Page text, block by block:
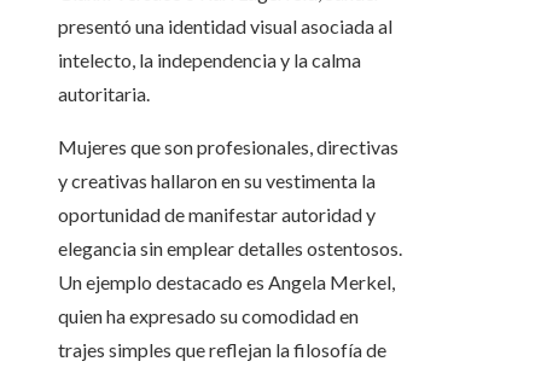
presentó una identidad visual asociada al
intelecto, la independencia y la calma
autoritaria.
Mujeres que son profesionales, directivas
y creativas hallaron en su vestimenta la
oportunidad de manifestar autoridad y
elegancia sin emplear detalles ostentosos.
Un ejemplo destacado es Angela Merkel,
quien ha expresado su comodidad en
trajes simples que reflejan la filosofía de